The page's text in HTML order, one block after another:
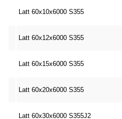
Latt 60x10x6000 S355
Latt 60x12x6000 S355
Latt 60x15x6000 S355
Latt 60x20x6000 S355
Latt 60x30x6000 S355J2